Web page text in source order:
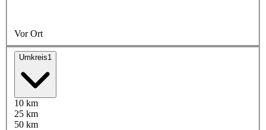
Vor Ort
Umkreis1
10 km
25 km
50 km